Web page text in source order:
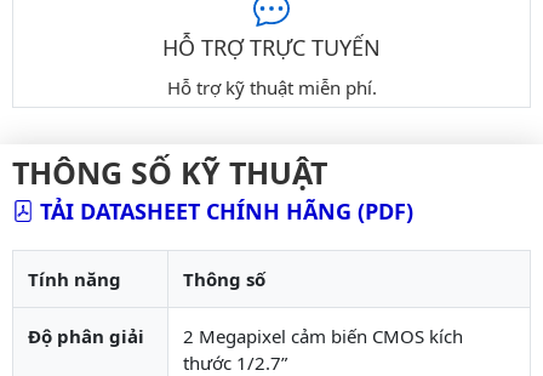
HỖ TRỢ TRỰC TUYẾN
Hỗ trợ kỹ thuật miễn phí.
THÔNG SỐ KỸ THUẬT
TẢI DATASHEET CHÍNH HÃNG (PDF)
Tính năng Thông số
Độ phân giải
2 Megapixel cảm biến CMOS kích
thước 1/2.7”